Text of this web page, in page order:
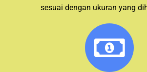
sesuai dengan ukuran yang